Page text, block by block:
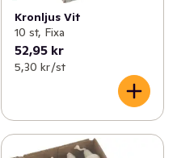
Kronljus Vit
10 st, Fixa
52,95 kr
5,30 kr /st